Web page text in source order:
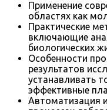
Применение
областях как
Практические
включающие
биологических
Особенности
результатов
устанавливать
эффективные
Автоматизация